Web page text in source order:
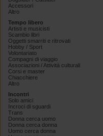
Accessori
Altro
Tempo libero
Artisti e musicisti
Scambio libri
Oggetti smarriti e ritrovati
Hobby / Sport
Volontariato
Compagni di viaggio
Associazioni / Attività culturali
Corsi e master
Chiacchiere
Altro
Incontri
Solo amici
Incroci di sguardi
Trans
Donna cerca uomo
Donna cerca donna
Uomo cerca donna